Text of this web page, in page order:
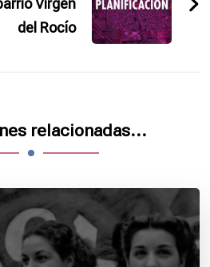
Virgen
del Rocío
relacionadas...